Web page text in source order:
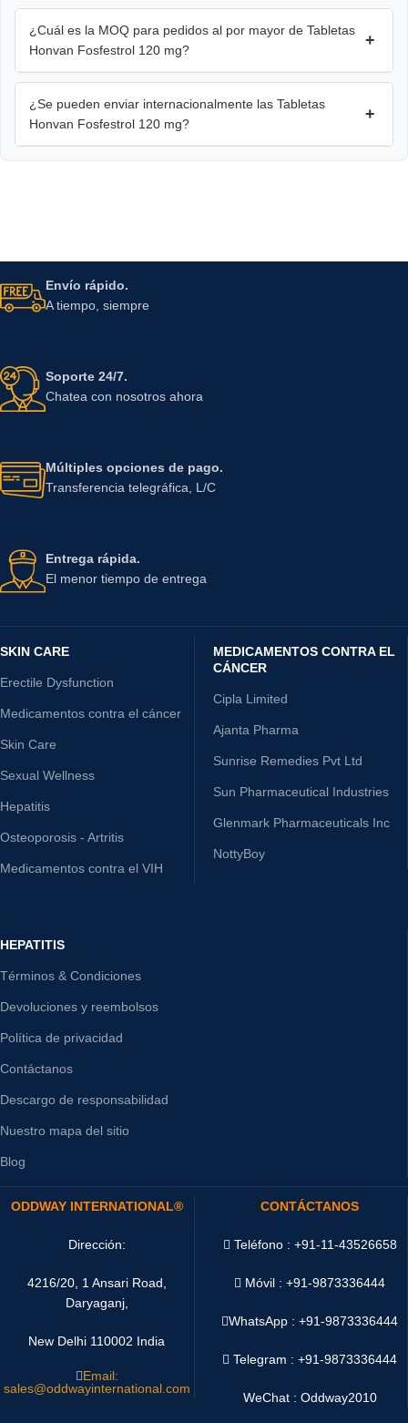
¿Cuál es la MOQ para pedidos al por mayor de Tabletas
Honvan Fosfestrol 120 mg?
+
¿Se pueden enviar internacionalmente las Tabletas
Honvan Fosfestrol 120 mg?
+
Envío rápido.
A tiempo, siempre
Soporte 24/7.
Chatea con nosotros ahora
Múltiples opciones de pago.
Transferencia telegráfica, L/C
Entrega rápida.
El menor tiempo de entrega
SKIN CARE
Erectile Dysfunction
Medicamentos contra el cáncer
Skin Care
Sexual Wellness
Hepatitis
Osteoporosis - Artritis
Medicamentos contra el VIH
MEDICAMENTOS CONTRA EL
CÁNCER
Cipla Limited
Ajanta Pharma
Sunrise Remedies Pvt Ltd
Sun Pharmaceutical Industries
Glenmark Pharmaceuticals Inc
NottyBoy
HEPATITIS
Términos & Condiciones
Devoluciones y reembolsos
Política de privacidad
Contáctanos
Descargo de responsabilidad
Nuestro mapa del sitio
Blog
ODDWAY INTERNATIONAL®
Dirección:
4216/20, 1 Ansari Road,
Daryaganj,
New Delhi 110002 India
Email:
sales@oddwayinternational.com
CONTÁCTANOS
Teléfono : +91-11-43526658
Móvil : +91-9873336444
WhatsApp :+91-9873336444
Telegram : +91-9873336444
WeChat : Oddway2010